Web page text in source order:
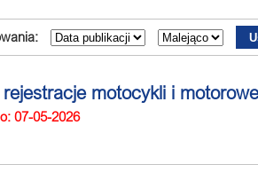
motocykli i
07-05-2026